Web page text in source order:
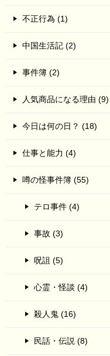
不正行為 (1)
中国生活記 (2)
事件簿 (2)
人気商品になる理由 (9)
今日は何の日？ (18)
仕事と能力 (4)
噂の怪事件簿 (55)
テロ事件 (4)
事故 (3)
呪詛 (5)
心霊・怪談 (4)
殺人鬼 (16)
民話・伝説 (8)